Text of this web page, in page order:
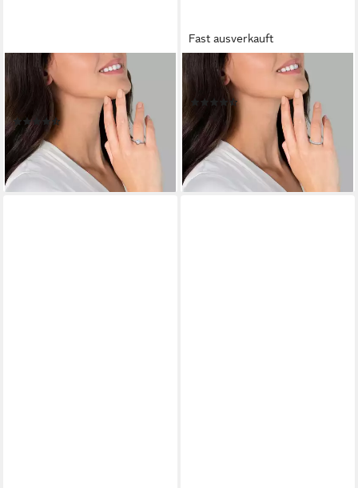
TRILANI
Silberring Herz silber, mit
Zirkonia in Herz-Optik
51,95 € UVP 89,00 €
-42%
lieferbar - in 2-3 Werktagen bei dir
Fast ausverkauft
TRILANI
Silberring silber, mit Zirkonia
ab 47,95 € 89,00 €
-46%
lieferbar - in 2-3 Werktagen bei dir